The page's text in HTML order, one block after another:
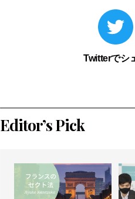
Twitterでシ
Editor’s Pick